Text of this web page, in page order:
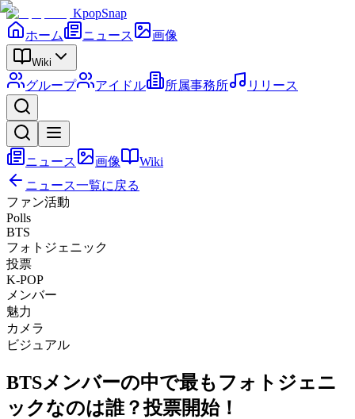
KpopSnap
ホーム
ニュース 画像
Wiki
グループ アイドル 所属事務所 リリース
ニュース 画像
Wiki
ニュース一覧に戻る
ファン活動
Polls
BTS
フォトジェニック
投票
K-POP
メンバー
魅力
カメラ
ビジュアル
BTSメンバーの中で最もフォトジェニ
ックなのは誰？投票開始！